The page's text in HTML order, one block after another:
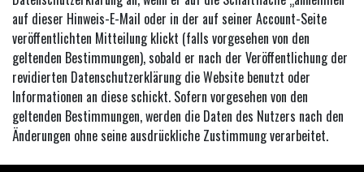
auf dieser Hinweis-E-Mail oder in der auf seiner Account-Seite
veröffentlichten Mitteilung klickt (falls vorgesehen von den
geltenden Bestimmungen), sobald er nach der Veröffentlichung der
revidierten Datenschutzerklärung die Website benutzt oder
Informationen an diese schickt. Sofern vorgesehen von den
geltenden Bestimmungen, werden die Daten des Nutzers nach den
Änderungen ohne seine ausdrückliche Zustimmung verarbeitet.